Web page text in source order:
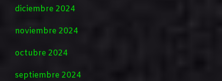
diciembre 2024
noviembre 2024
octubre 2024
septiembre 2024